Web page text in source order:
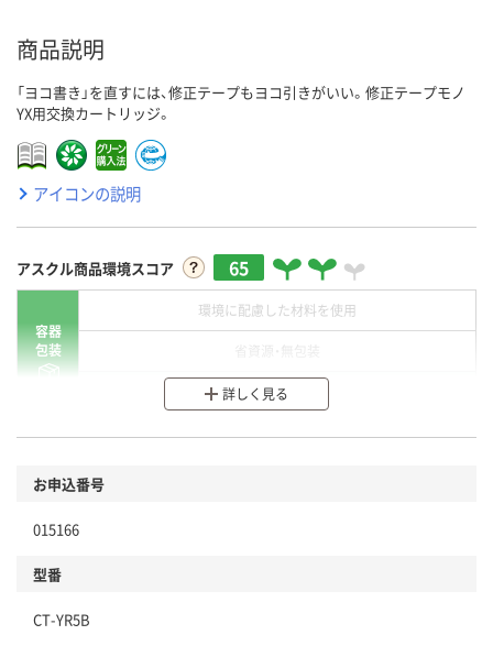
商品説明
「ヨコ書き」を直すには、修正テープもヨコ引きがいい。修正テープモノ
YX用交換カートリッジ。
アイコンの説明
アスクル商品環境スコア 65
容器
包装
環境に配慮した材料を使用
分別・リサイクルしやすい設計
商品
本体
仕組
詳しく見る
お申込番号
015166
型番
CT-YR5B